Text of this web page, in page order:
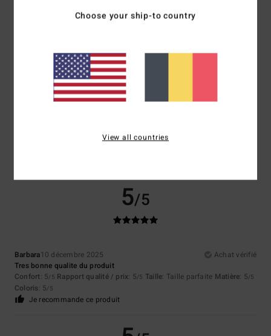
3 mai 2026
Le short devrait être présenté sur un mannequin dans la boutique en
Rapport qualité / prix: 4/5 Taille: Taille parfaite
5/5
Barbara10 décembre 2025
Achat vérifié
Tres bonne qualite du produit
Confort: 5/5 Rapport qualité / prix: 5/5 Taille: Taille parfaite Matière: 5/5
Coloris: 5/5
Je recommande ce produit
Choose your ship-to country
View all countries